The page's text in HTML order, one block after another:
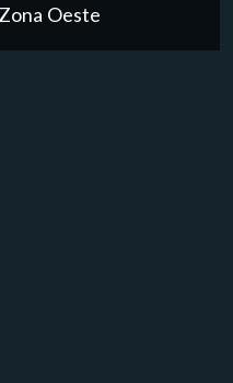
Zona Oeste